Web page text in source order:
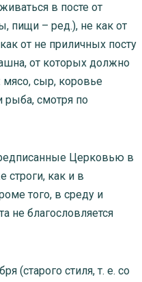
в посте от
пищи – ред.), не как от
от не приличных посту
от которых должно
мясо, сыр, коровье
рыба, смотря по
Церковью в
строги, как и в
того, в среду и
не благословляется
стиля, т. е. со